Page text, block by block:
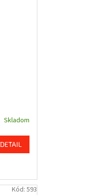
Skladom
DETAIL
Kód: 593